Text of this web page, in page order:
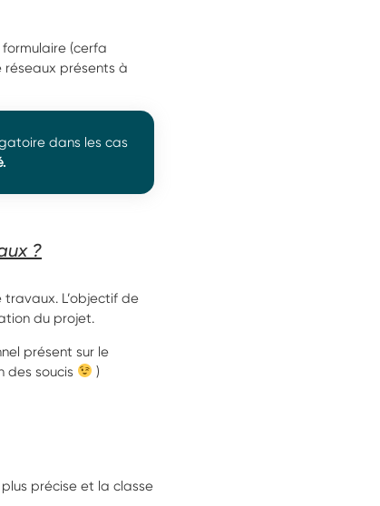
formulaire (cerfa
présents à
dans les cas
?
L’objectif de
du projet.
présent sur le
des soucis
)
précise et la classe